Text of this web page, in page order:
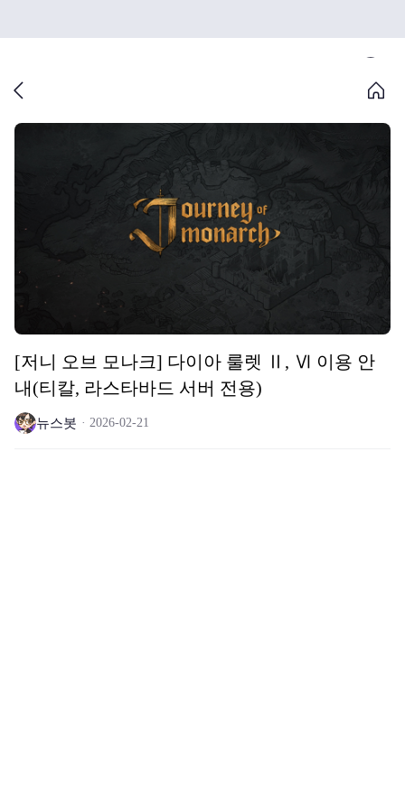
[저니 오브 모나크] 다이아 룰렛 Ⅱ, Ⅵ 이용 안
내(티칼, 라스타바드 서버 전용)
뉴스봇 2026-02-21